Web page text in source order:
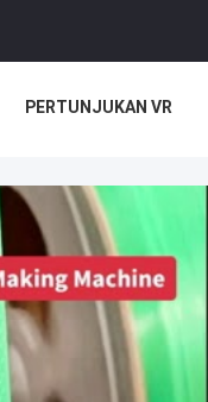
PERTUNJUKAN VR